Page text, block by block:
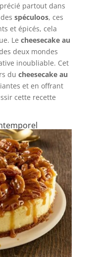
partout dans
spéculoos, ces
et épicés, cela
Le cheesecake au
deux mondes
inoubliable. Cet
du cheesecake au
et en offrant
cette recette